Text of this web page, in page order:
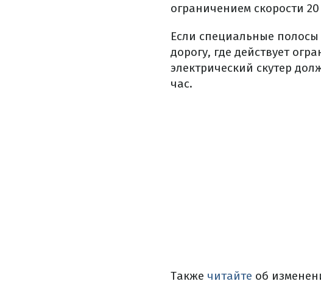
ограничением скорости
Если специальные полосы
дорогу, где действует
электрический скутер
час.
Также читайте об